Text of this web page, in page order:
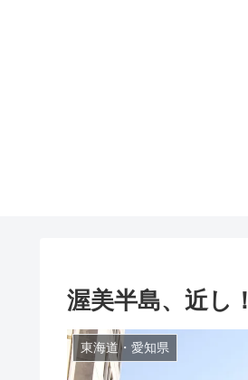
渥美半島、近し！
東海道・愛知県